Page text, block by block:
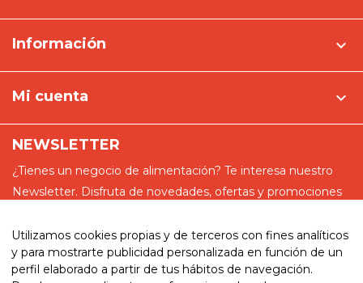
Información 
Mi cuenta 
NEWSLETTER
¿Tienes un negocio de alimentación? Te interesa nuestro
Newsletter. Disfruta de novedades, ofertas y promociones
Utilizamos cookies propias y de terceros con fines analíticos
y para mostrarte publicidad personalizada en función de un
perfil elaborado a partir de tus hábitos de navegación.